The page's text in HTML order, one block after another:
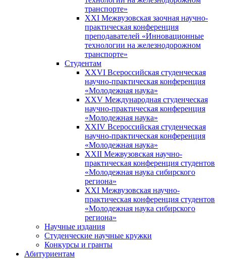
транспорте»
XXI Межвузовская заочная научно-
практическая конференция
преподавателей «Инновационные
технологии на железнодорожном
транспорте»
Студентам
XXVI Всероссийская студенческая
научно-практическая конференция
«Молодежная наука»
XXV Международная студенческая
научно-практическая конференция
«Молодежная наука»
XXIV Всероссийская студенческая
научно-практическая конференция
«Молодежная наука»
XXII Межвузовская научно-
практическая конференция студентов
«Молодежная наука сибирского
региона»
XXI Межвузовская научно-
практическая конференция студентов
«Молодежная наука сибирского
региона»
Научные издания
Студенческие научные кружки
Конкурсы и гранты
Абитуриентам